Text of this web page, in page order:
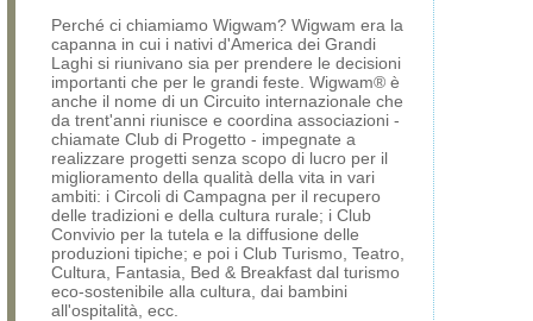
Perché ci chiamiamo Wigwam? Wigwam era la
capanna in cui i nativi d'America dei Grandi
Laghi si riunivano sia per prendere le decisioni
importanti che per le grandi feste. Wigwam® è
anche il nome di un Circuito internazionale che
da trent'anni riunisce e coordina associazioni -
chiamate Club di Progetto - impegnate a
realizzare progetti senza scopo di lucro per il
miglioramento della qualità della vita in vari
ambiti: i Circoli di Campagna per il recupero
delle tradizioni e della cultura rurale; i Club
Convivio per la tutela e la diffusione delle
produzioni tipiche; e poi i Club Turismo, Teatro,
Cultura, Fantasia, Bed & Breakfast dal turismo
eco-sostenibile alla cultura, dai bambini
all'ospitalità, ecc.